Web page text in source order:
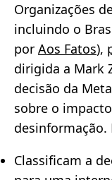
Organizações
incluindo o
por Aos Fatos),
dirigida a Mark
decisão da
sobre o
desinformação.
Classificam a